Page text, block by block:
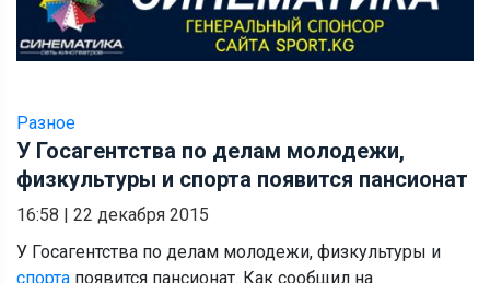
Разное
У Госагентства по делам молодежи,
физкультуры и спорта появится пансионат
16:58 | 22 декабря 2015
У Госагентства по делам молодежи, физкультуры и
спорта появится пансионат. Как сообщил на